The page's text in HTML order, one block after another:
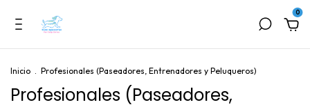
0
Inicio . Profesionales (Paseadores, Entrenadores y Peluqueros)
Profesionales (Paseadores,